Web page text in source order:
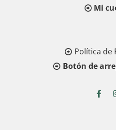
Mi
Política de
Botón de